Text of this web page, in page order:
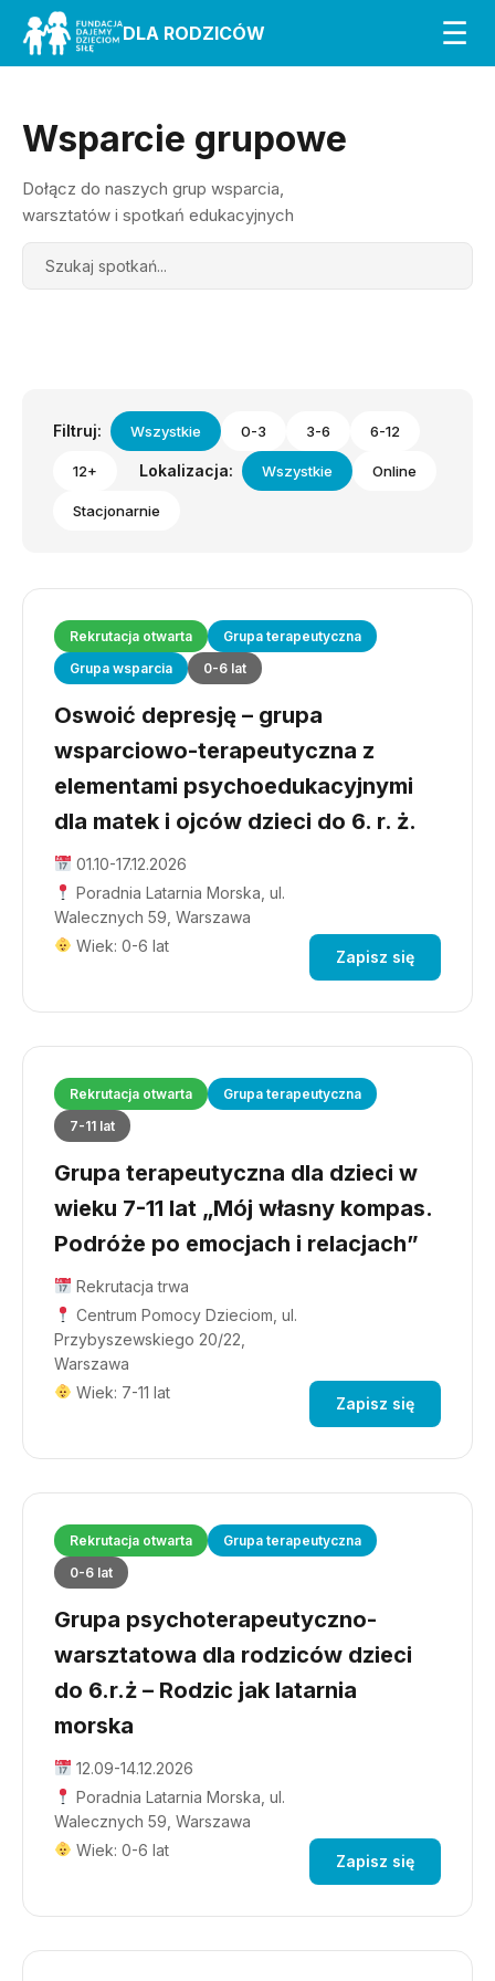
DLA RODZICÓW ☰
Wsparcie grupowe
Dołącz do naszych grup wsparcia,
warsztatów i spotkań edukacyjnych
Search
Filtruj: Wszystkie 0-3 3-6 6-12
12+ Lokalizacja: Wszystkie Online
Stacjonarnie
Rekrutacja otwarta
Grupa terapeutyczna
Grupa wsparcia
0-6 lat
Oswoić depresję – grupa
wsparciowo-terapeutyczna z
elementami psychoedukacyjnymi
dla matek i ojców dzieci do 6. r. ż.
01.10-17.12.2026
Poradnia Latarnia Morska, ul.
Walecznych 59, Warszawa
Wiek: 0-6 lat
Zapisz się
Rekrutacja otwarta
Grupa terapeutyczna
7-11 lat
Grupa terapeutyczna dla dzieci w
wieku 7-11 lat „Mój własny kompas.
Podróże po emocjach i relacjach”
Rekrutacja trwa
Centrum Pomocy Dzieciom, ul.
Przybyszewskiego 20/22,
Warszawa
Wiek: 7-11 lat
Zapisz się
Rekrutacja otwarta
Grupa terapeutyczna
0-6 lat
Grupa psychoterapeutyczno-
warsztatowa dla rodziców dzieci
do 6.r.ż – Rodzic jak latarnia
morska
12.09-14.12.2026
Poradnia Latarnia Morska, ul.
Walecznych 59, Warszawa
Wiek: 0-6 lat
Zapisz się